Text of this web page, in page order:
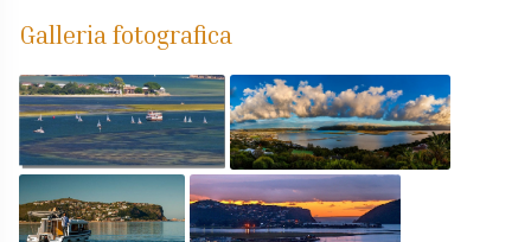
Galleria fotografica